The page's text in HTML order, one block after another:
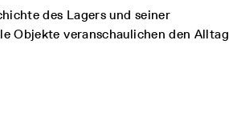
des Lagers und seiner
Objekte veranschaulichen den Alltag